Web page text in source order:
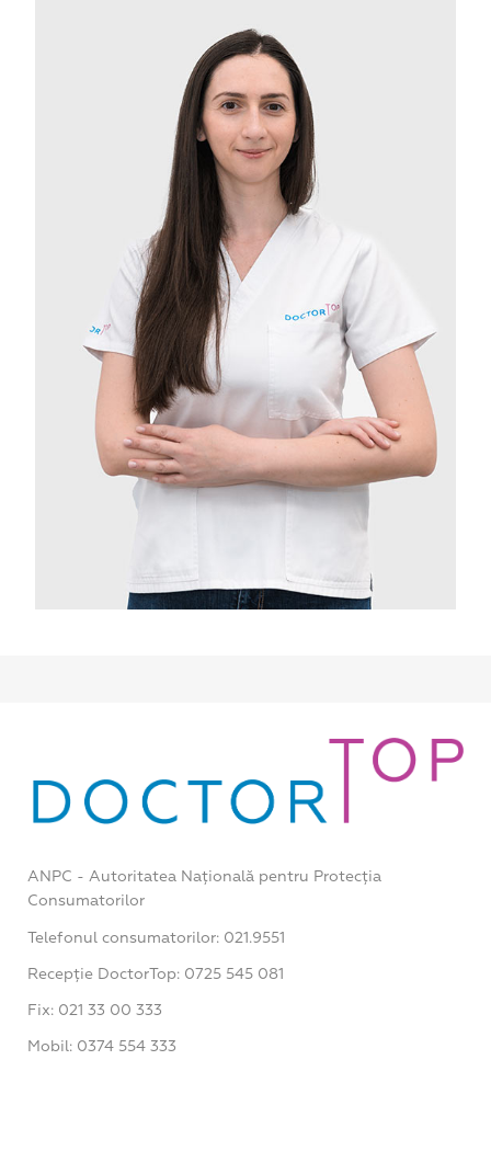
ANPC - Autoritatea Națională pentru Protecția
Consumatorilor
Telefonul consumatorilor: 021.9551
Recepție DoctorTop: 0725 545 081
Fix: 021 33 00 333
Mobil: 0374 554 333